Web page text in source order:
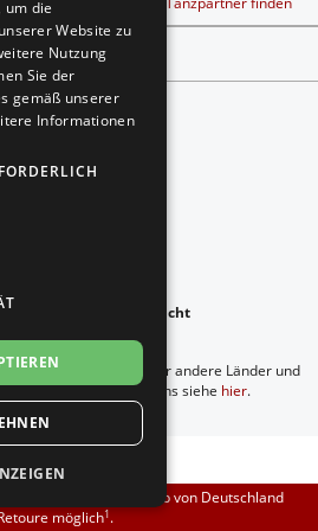
widerrufen
uns auf
zur Mobilen Ansicht
DADANZA.de
Lieferzeiten für andere Länder und
des Liefertermins siehe hier.
EUR liefern wir innerhalb von Deutschland
möglich1.
um die
Website zu
Nutzung
Sie der
gemäß unserer
Informationen